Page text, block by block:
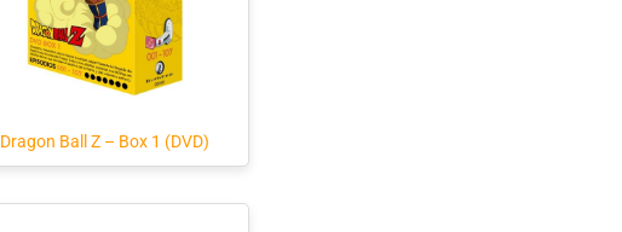
Dragon Ball Z – Box 1 (DVD)